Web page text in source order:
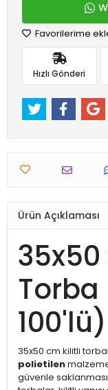
Favorilerime
Hızlı Gönderi
Ürün Açıklaması
Torba
100'lü)
35x50 cm kilitli
polietilen
güvenle